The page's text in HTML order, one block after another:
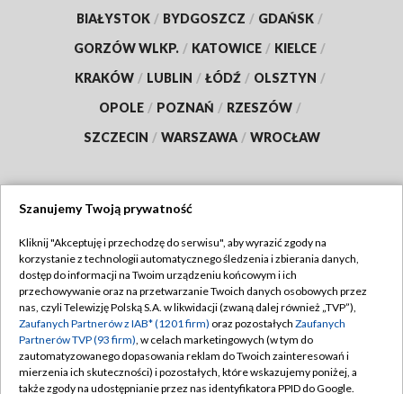
BIAŁYSTOK / BYDGOSZCZ / GDAŃSK /
GORZÓW WLKP. / KATOWICE / KIELCE /
KRAKÓW / LUBLIN / ŁÓDŹ / OLSZTYN /
OPOLE / POZNAŃ / RZESZÓW /
SZCZECIN / WARSZAWA / WROCŁAW
TVP
Abonament TVP
Emisja w TVP
Centrum informacji TVP
Naziemna Telewizja Cyfrowa
Regulamin TVP
Polityka prywatności
Moje zgody
Pomoc
Szanujemy Twoją prywatność
Kliknij "Akceptuję i przechodzę do serwisu", aby wyrazić zgody na
korzystanie z technologii automatycznego śledzenia i zbierania danych,
dostęp do informacji na Twoim urządzeniu końcowym i ich
przechowywanie oraz na przetwarzanie Twoich danych osobowych przez
nas, czyli Telewizję Polską S.A. w likwidacji (zwaną dalej również „TVP”),
Zaufanych Partnerów z IAB* (1201 firm) oraz pozostałych Zaufanych
Partnerów TVP (93 firm), w celach marketingowych (w tym do
zautomatyzowanego dopasowania reklam do Twoich zainteresowań i
mierzenia ich skuteczności) i pozostałych, które wskazujemy poniżej, a
także zgody na udostępnianie przez nas identyfikatora PPID do Google.